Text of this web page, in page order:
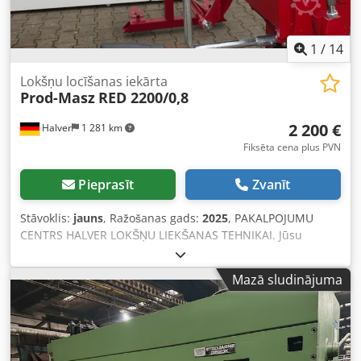
1 / 14
Halver 1 281 km
Lokšņu locīšanas iekārta
Prod-Masz RED 2200/0,8
2 200 €
Fiksēta cena plus PVN
Pieprasīt Zvanīt
Stāvoklis: jauns, Ražošanas gads: 2025, PAKALPOJUMU
CENTRS HALVER LOKŠŅU LIEKŠANAS TEHNIKAI. Jūsu
kompetentais partneris lokšņu locīšanas darbgaldu jomā.
Mēs esam Jūsu kontaktpersona augstvērtīgai lokšņu
apstrādei visā Vācijā. Kā ilggadējs poļu ražotāja PROD-
MASZ tirdzniecības partneris, mēs individuāli
pievēršamies klientu vajadzībām uz vietas un uzskatām
sevi par rūpnīcas pagarinātu roku. Ja nepieciešams,
attiecīgās iekārtas var tikt demonstrētas un nodrošināta
Mazā sludinājuma